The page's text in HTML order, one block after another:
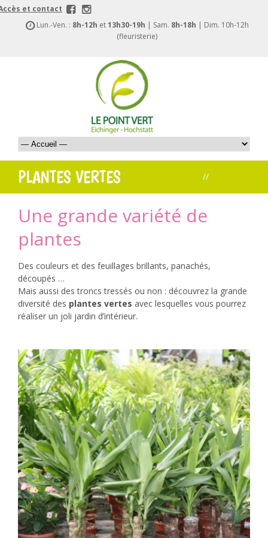
et contact
Lun.-Ven. : 8h-12h et13h30-19h | Sam. 8h-18h | Dim. 10h-12h
(fleuristerie)
PLANTES VERTES //
Une grande variété de
plantes
Des couleurs et des feuillages brillants, panachés,
découpés …
Mais aussi des troncs tressés ou non : découvrez la grande
diversité des plantes vertes avec lesquelles vous pourrez
réaliser un joli jardin d’intérieur.